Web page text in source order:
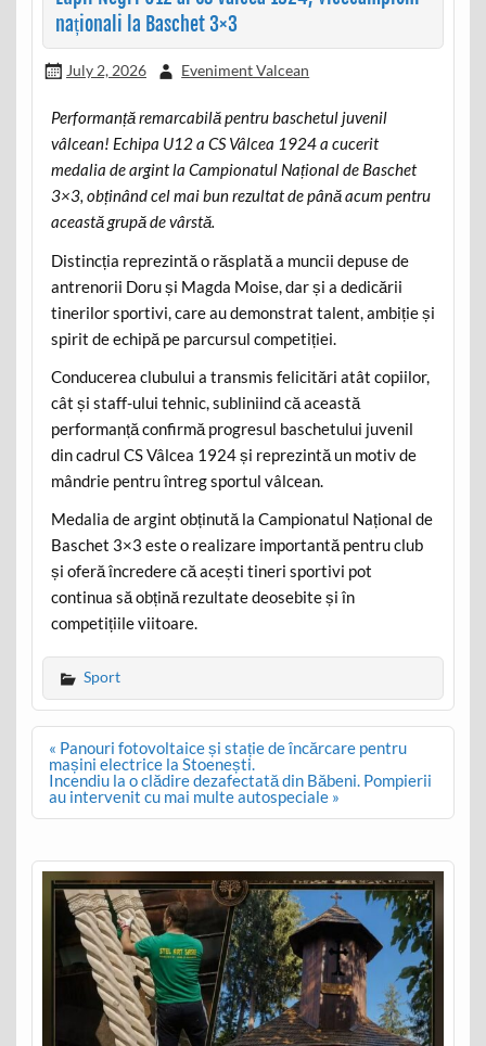
naționali la Baschet 3×3
July 2, 2026 Eveniment Valcean
Performanță remarcabilă pentru baschetul juvenil
vâlcean! Echipa U12 a CS Vâlcea 1924 a cucerit
medalia de argint la Campionatul Național de Baschet
3×3, obținând cel mai bun rezultat de până acum pentru
această grupă de vârstă.
Distincția reprezintă o răsplată a muncii depuse de
antrenorii Doru și Magda Moise, dar și a dedicării
tinerilor sportivi, care au demonstrat talent, ambiție și
spirit de echipă pe parcursul competiției.
Conducerea clubului a transmis felicitări atât copiilor,
cât și staff-ului tehnic, subliniind că această
performanță confirmă progresul baschetului juvenil
din cadrul CS Vâlcea 1924 și reprezintă un motiv de
mândrie pentru întreg sportul vâlcean.
Medalia de argint obținută la Campionatul Național de
Baschet 3×3 este o realizare importantă pentru club
și oferă încredere că acești tineri sportivi pot
continua să obțină rezultate deosebite și în
competițiile viitoare.
Sport
Post
navigation
« Panouri fotovoltaice și stație de încărcare pentru
mașini electrice la Stoenești.
Incendiu la o clădire dezafectată din Băbeni. Pompierii
au intervenit cu mai multe autospeciale »